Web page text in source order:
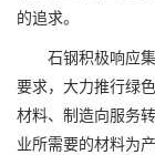
的追求。
石钢积极响应集
要求，大力推行绿
材料、制造向服务
业所需要的材料为